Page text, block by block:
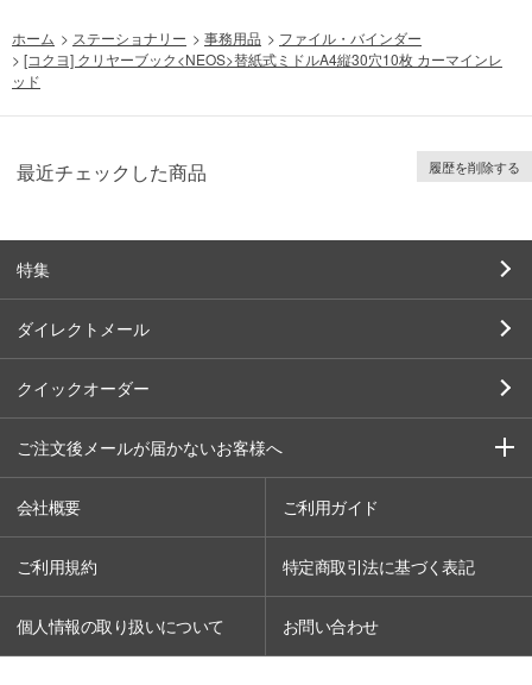
ホーム > ステーショナリー > 事務用品 > ファイル・バインダー
> [コクヨ] クリヤーブック<NEOS>替紙式ミドルA4縦30穴10枚 カーマインレ
ッド
最近チェックした商品 履歴を削除する
特集
ダイレクトメール
クイックオーダー
ご注文後メールが届かないお客様へ
会社概要 ご利用ガイド
ご利用規約 特定商取引法に基づく表記
個人情報の取り扱いについて お問い合わせ